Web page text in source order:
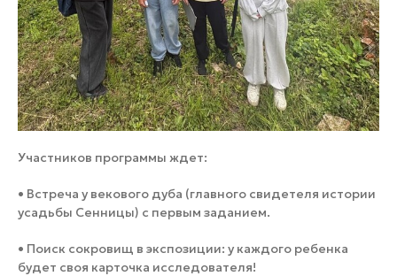
Участников программы ждет:
• Встреча у векового дуба (главного свидетеля истории
усадьбы Сенницы) с первым заданием.
• Поиск сокровищ в экспозиции: у каждого ребенка
будет своя карточка исследователя!